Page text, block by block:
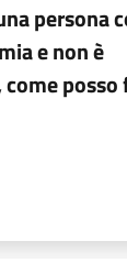
persona
e non è
posso